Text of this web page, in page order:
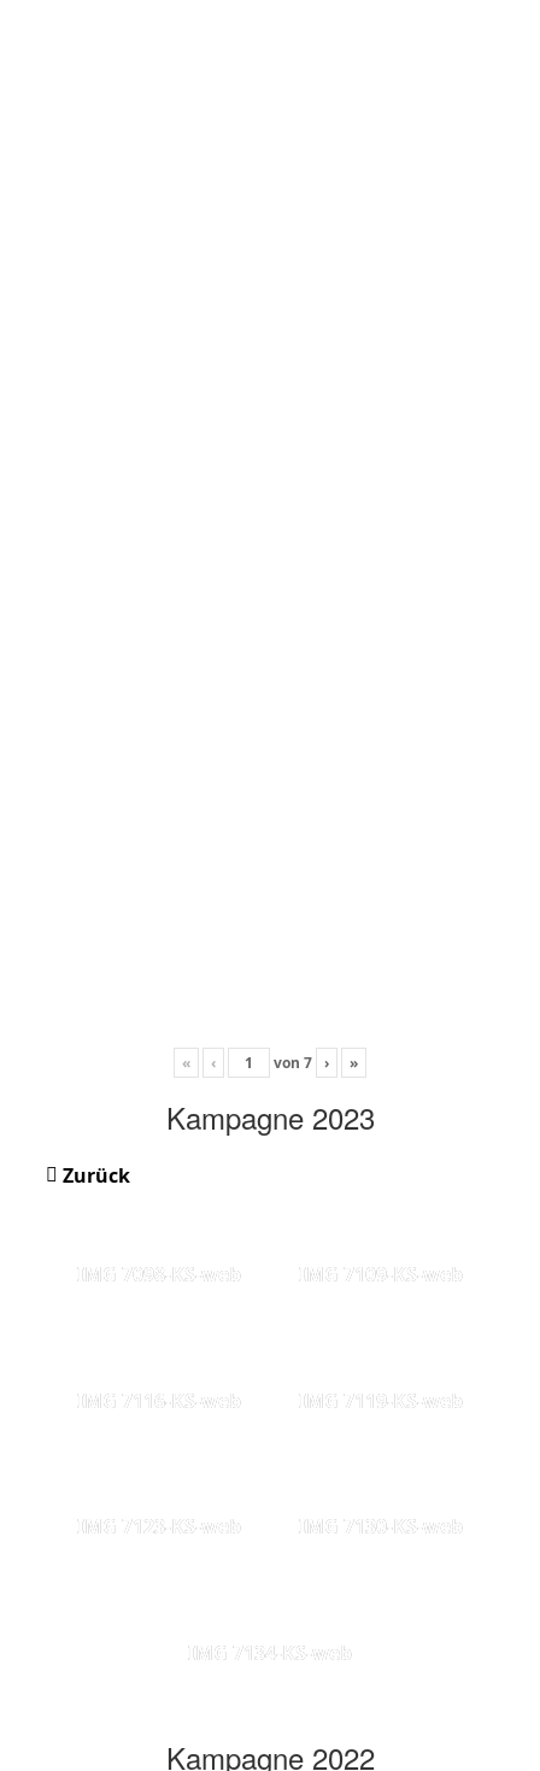
« ‹ von 7 › »
Kampagne 2023
Zurück
IMG 7098-KS-web IMG 7109-KS-web
IMG 7116-KS-web IMG 7119-KS-web
IMG 7123-KS-web IMG 7130-KS-web
IMG 7134-KS-web
Kampagne 2022